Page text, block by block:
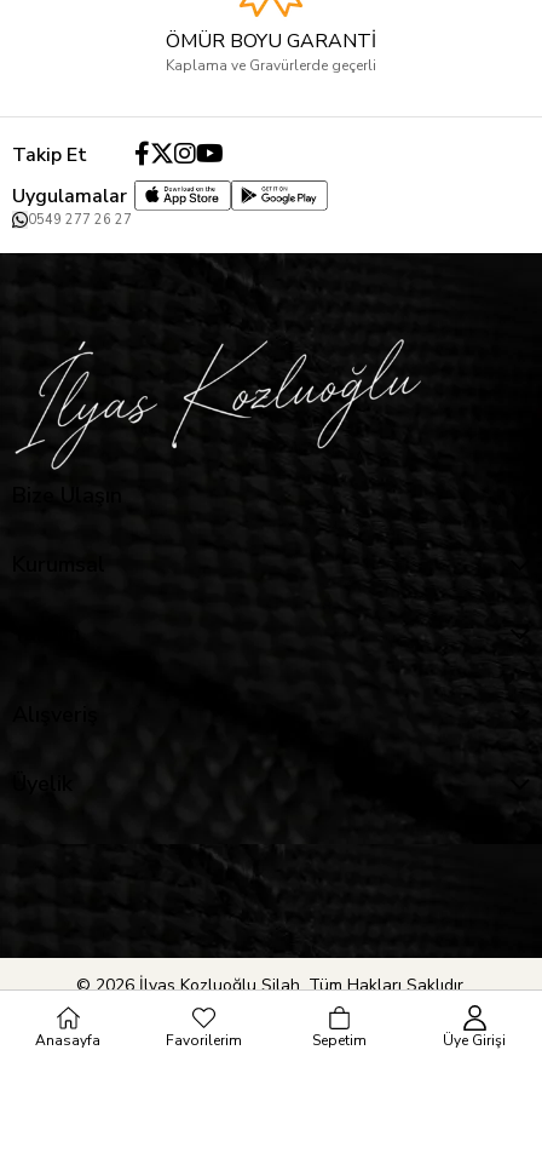
ÖMÜR BOYU GARANTİ
Kaplama ve Gravürlerde geçerli
Takip Et
Uygulamalar
0549 277 26 27
© 2026 İlyas Kozluoğlu Silah. Tüm Hakları Saklıdır.
Anasayfa Favorilerim Sepetim Üye Girişi